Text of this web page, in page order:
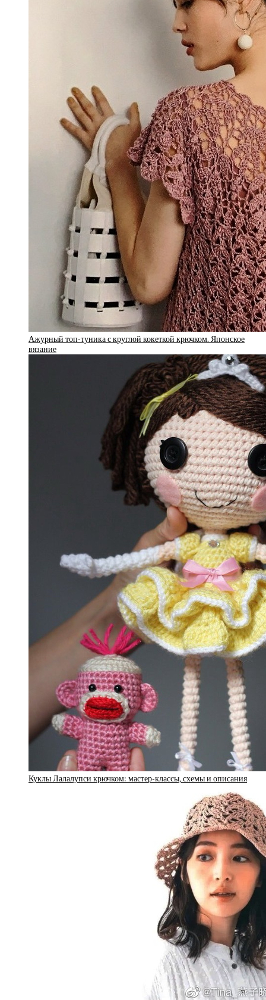
Ажурный топ-туника с круглой кокеткой крючком. Японское
вязание
Куклы Лалалупси крючком: мастер-классы, схемы и описания